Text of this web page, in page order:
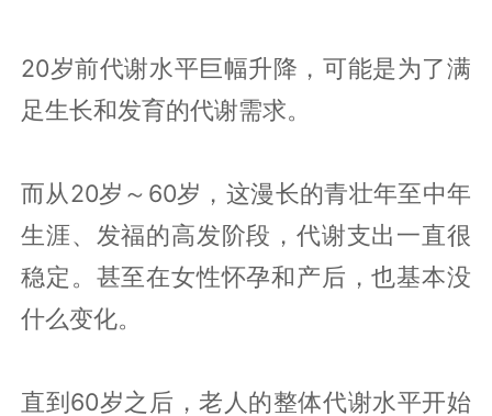
20岁前代谢水平巨幅升降，可能是为了满
足生长和发育的代谢需求。
而从20岁～60岁，这漫长的青壮年至中年
生涯、发福的高发阶段，代谢支出一直很
稳定。甚至在女性怀孕和产后，也基本没
什么变化。
直到60岁之后，老人的整体代谢水平开始